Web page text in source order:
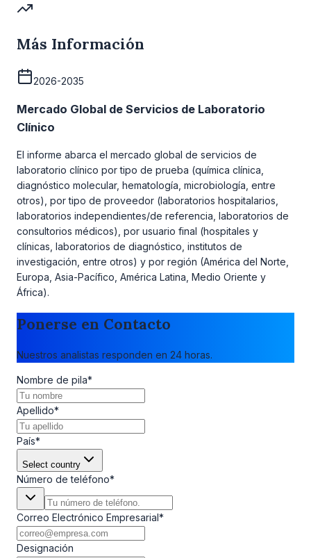
Más Información
2026-2035
Mercado Global de Servicios de Laboratorio
Clínico
El informe abarca el mercado global de servicios de
laboratorio clínico por tipo de prueba (química clínica,
diagnóstico molecular, hematología, microbiología, entre
otros), por tipo de proveedor (laboratorios hospitalarios,
laboratorios independientes/de referencia, laboratorios de
consultorios médicos), por usuario final (hospitales y
clínicas, laboratorios de diagnóstico, institutos de
investigación, entre otros) y por región (América del Norte,
Europa, Asia-Pacífico, América Latina, Medio Oriente y
África).
Ponerse en Contacto
Nuestros analistas responden en 24 horas.
Nombre de pila*
Apellido*
País*
Select country
Número de teléfono*
Correo Electrónico Empresarial*
Designación